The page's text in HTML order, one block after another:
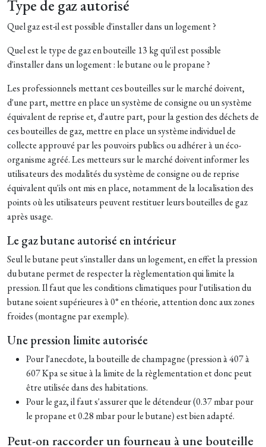
Type de gaz autorisé
Quel gaz est-il est possible d'installer dans un logement ?
Quel est le type de gaz en bouteille 13 kg qu'il est possible
d'installer dans un logement : le butane ou le propane ?
Les professionnels mettant ces bouteilles sur le marché doivent,
d'une part, mettre en place un système de consigne ou un système
équivalent de reprise et, d'autre part, pour la gestion des déchets de
ces bouteilles de gaz, mettre en place un système individuel de
collecte approuvé par les pouvoirs publics ou adhérer à un éco-
organisme agréé. Les metteurs sur le marché doivent informer les
utilisateurs des modalités du système de consigne ou de reprise
équivalent qu'ils ont mis en place, notamment de la localisation des
points où les utilisateurs peuvent restituer leurs bouteilles de gaz
après usage.
Le gaz butane autorisé en intérieur
Seul le butane peut s'installer dans un logement, en effet la pression
du butane permet de respecter la règlementation qui limite la
pression. Il faut que les conditions climatiques pour l'utilisation du
butane soient supérieures à 0° en théorie, attention donc aux zones
froides (montagne par exemple).
Une pression limite autorisée
Pour l'anecdote, la bouteille de champagne (pression à 407 à
607 Kpa se situe à la limite de la règlementation et donc peut
être utilisée dans des habitations.
Pour le gaz, il faut s'assurer que le détendeur (0.37 mbar pour
le propane et 0.28 mbar pour le butane) est bien adapté.
Peut-on raccorder un fourneau à une bouteille